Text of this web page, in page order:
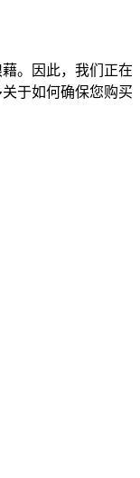
。因此，我们正在
于如何确保您购买